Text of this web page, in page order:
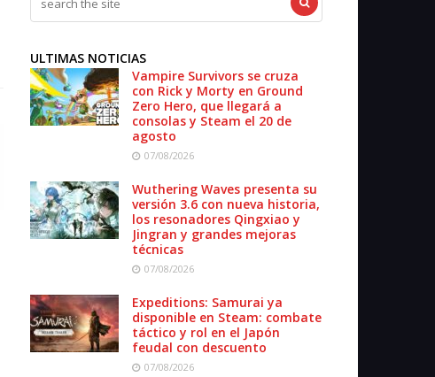
ULTIMAS NOTICIAS
Vampire Survivors se cruza
con Rick y Morty en Ground
Zero Hero, que llegará a
consolas y Steam el 20 de
agosto
07/08/2026
Wuthering Waves presenta su
versión 3.6 con nueva historia,
los resonadores Qingxiao y
Jingran y grandes mejoras
técnicas
07/08/2026
Expeditions: Samurai ya
disponible en Steam: combate
táctico y rol en el Japón
feudal con descuento
07/08/2026